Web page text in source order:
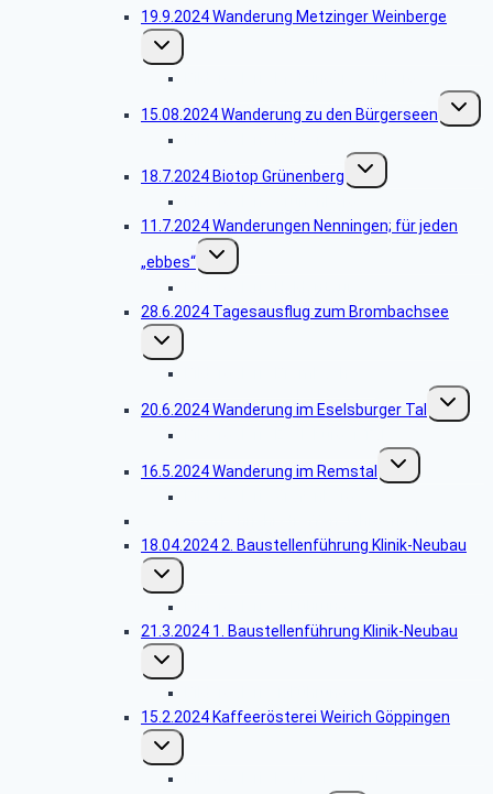
19.9.2024 Wanderung Metzinger Weinberge
Untermenü
umschalten
15.08.2024 Wanderung zu den Bürgerseen
18.7.2024 Biotop Grünenberg
Untermenü
umschalten
11.7.2024 Wanderungen Nenningen; für jeden
„ebbes“
Untermenü
umschalten
28.6.2024 Tagesausflug zum Brombachsee
Untermenü
umschalten
20.6.2024 Wanderung im Eselsburger Tal
16.5.2024 Wanderung im Remstal
Untermenü
umschalten
18.04.2024 2. Baustellenführung Klinik-Neubau
Untermenü
umschalten
21.3.2024 1. Baustellenführung Klinik-Neubau
Untermenü
umschalten
15.2.2024 Kaffeerösterei Weirich Göppingen
Untermenü
umschalten